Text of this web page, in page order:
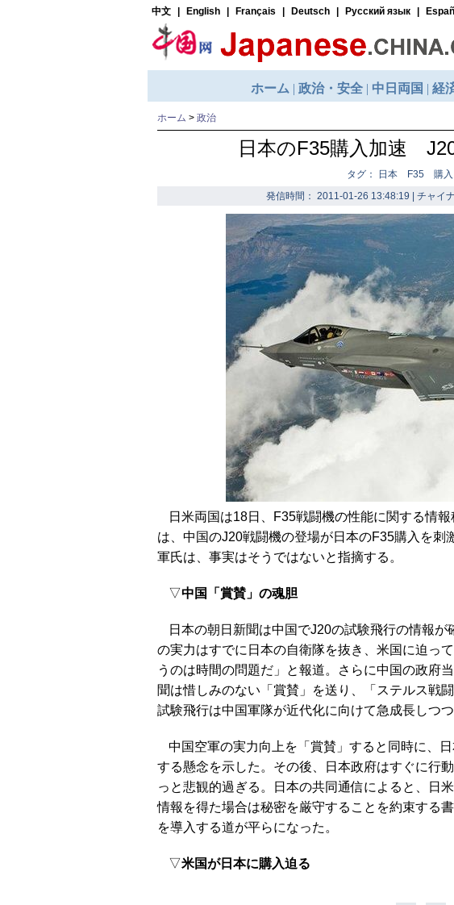
ホーム > 政治
日本のF35購入加速
タグ： 日本 F35 購
発信時間： 2011-01-26 13:48:19 | チャイ
日米両国は18日、F35戦闘機の性能に関する情
は、中国のJ20戦闘機の登場が日本のF35購入を刺
軍氏は、事実はそうではないと指摘する。
▽中国「賞賛」の魂胆
日本の朝日新聞は中国でJ20の試験飛行の情報
の実力はすでに日本の自衛隊を抜き、米国に迫っ
うのは時間の問題だ」と報道。さらに中国の政府
聞は惜しみのない「賞賛」を送り、「ステルス戦
試験飛行は中国軍隊が近代化に向けて急成長しつ
中国空軍の実力向上を「賞賛」すると同時に、
する懸念を示した。その後、日本政府はすぐに行
っと悲観的過ぎる。日本の共同通信によると、日
情報を得た場合は秘密を厳守することを約束する
を導入する道が平らになった。
▽米国が日本に購入迫る